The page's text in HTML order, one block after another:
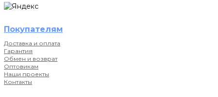
Покупателям
Доставка и оплата
Гарантия
Обмен и возврат
Оптовикам
Наши проекты
Контакты